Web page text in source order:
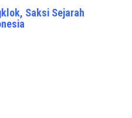
Saksi Sejarah